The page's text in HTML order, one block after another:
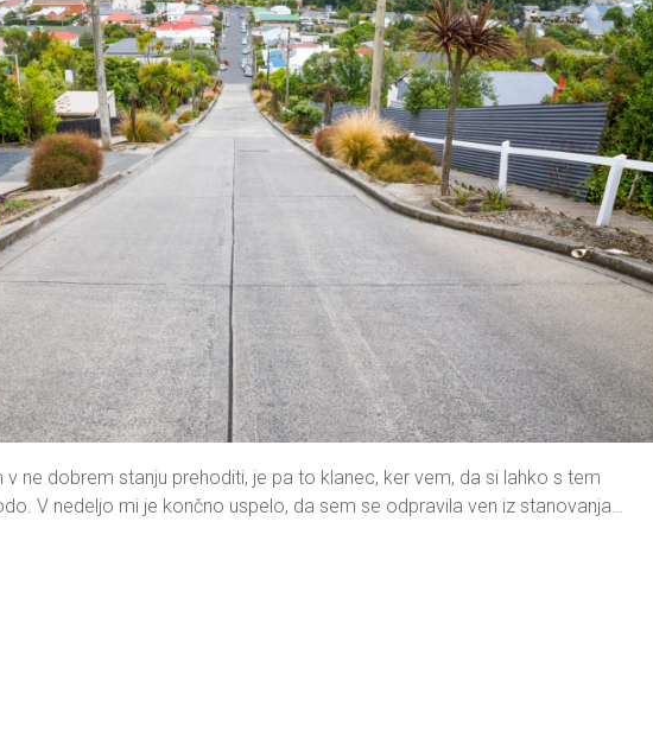
v ne dobrem stanju prehoditi, je pa to klanec, ker vem, da si lahko s tem
V nedeljo mi je končno uspelo, da sem se odpravila ven iz stanovanja…